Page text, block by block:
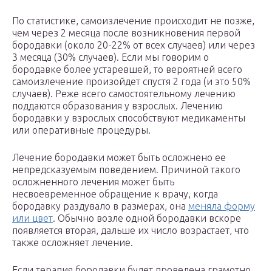
По статистике, самоизлечение происходит не позже,
чем через 2 месяца после возникновения первой
бородавки (около 20-22% от всех случаев) или через
3 месяца (30% случаев). Если мы говорим о
бородавке более устаревшей, то вероятней всего
самоизлечение произойдет спустя 2 года (и это 50%
случаев). Реже всего самостоятельному лечению
поддаются образования у взрослых. Лечению
бородавки у взрослых способствуют медикаменты
или оперативные процедуры.
Лечение бородавки может быть осложнено ее
непредсказуемым поведением. Причиной такого
осложненного лечения может быть
несвоевременное обращение к врачу, когда
бородавку раздувало в размерах, она меняла форму
или цвет. Обычно возле одной бородавки вскоре
появляется вторая, дальше их число возрастает, что
также осложняет лечение.